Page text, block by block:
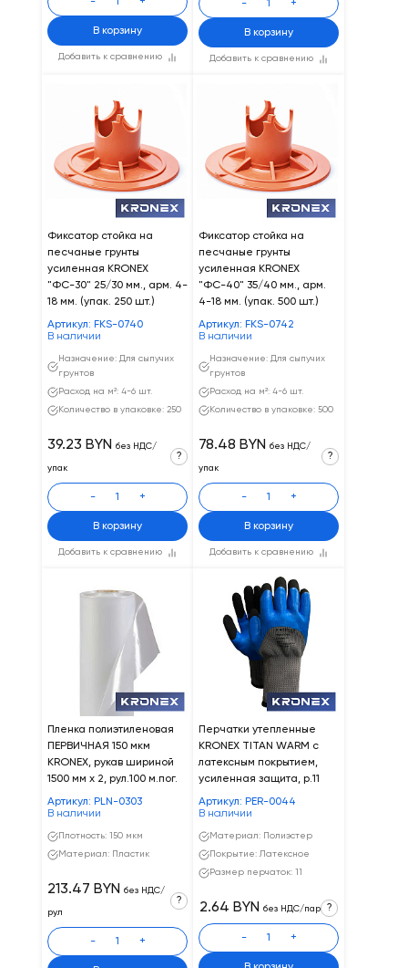
Добавить к сравнению
В корзину
Добавить к сравнению
- +
В корзину
Фиксатор стойка на
песчаные грунты
усиленная KRONEX
"ФС-30" 25/30 мм., арм. 4-
18 мм. (упак. 250 шт.)
Артикул: FKS-0740
В наличии
Назначение: Для сыпучих
грунтов
Расход на м²: 4-6 шт.
Количество в упаковке: 250
Добавить к сравнению
39.23 BYN без НДС/
упак
?
- +
В корзину
Фиксатор стойка на
песчаные грунты
усиленная KRONEX
"ФС-40" 35/40 мм., арм.
4-18 мм. (упак. 500 шт.)
Артикул: FKS-0742
В наличии
Назначение: Для сыпучих
грунтов
Расход на м²: 4-6 шт.
Количество в упаковке: 500
Добавить к сравнению
78.48 BYN без НДС/
упак
?
- +
В корзину
Пленка полиэтиленовая
ПЕРВИЧНАЯ 150 мкм
KRONEX, рукав шириной
1500 мм х 2, рул.100 м.пог.
Артикул: PLN-0303
В наличии
Плотность: 150 мкм
Материал: Пластик
213.47 BYN без НДС/
рул
?
- +
Перчатки утепленные
KRONEX TITAN WARM с
латексным покрытием,
усиленная защита, р.11
Артикул: PER-0044
В наличии
Материал: Полиэстер
Покрытие: Латексное
Размер перчаток: 11
2.64 BYN без НДС/пар ?
- +